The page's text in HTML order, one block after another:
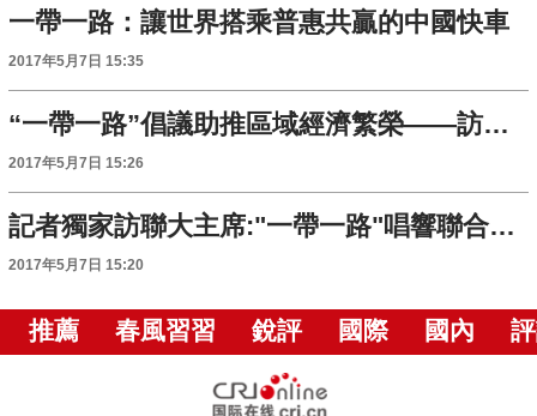
一帶一路：讓世界搭乘普惠共贏的中國快車
2017年5月7日 15:35
“一帶一路”倡議助推區域經濟繁榮——訪國際貨幣基金組織副總裁古澤滿宏
2017年5月7日 15:26
記者獨家訪聯大主席:"一帶一路"唱響聯合國舞臺
2017年5月7日 15:20
推薦 春風習習 銳評 國際 國內